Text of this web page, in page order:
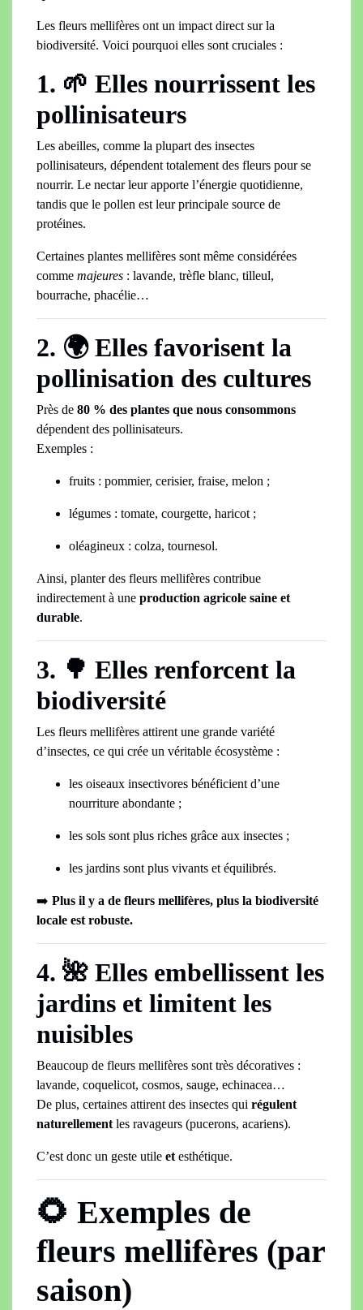
Les fleurs mellifères ont un impact direct sur la
biodiversité. Voici pourquoi elles sont cruciales :
1. 🌱 Elles nourrissent les
pollinisateurs
Les abeilles, comme la plupart des insectes
pollinisateurs, dépendent totalement des fleurs pour se
nourrir. Le nectar leur apporte l’énergie quotidienne,
tandis que le pollen est leur principale source de
protéines.
Certaines plantes mellifères sont même considérées
comme majeures : lavande, trèfle blanc, tilleul,
bourrache, phacélie…
2. 🌍 Elles favorisent la
pollinisation des cultures
Près de 80 % des plantes que nous consommons
dépendent des pollinisateurs.
Exemples :
fruits : pommier, cerisier, fraise, melon ;
légumes : tomate, courgette, haricot ;
oléagineux : colza, tournesol.
Ainsi, planter des fleurs mellifères contribue
indirectement à une production agricole saine et
durable.
3. 🌳 Elles renforcent la
biodiversité
Les fleurs mellifères attirent une grande variété
d’insectes, ce qui crée un véritable écosystème :
les oiseaux insectivores bénéficient d’une
nourriture abondante ;
les sols sont plus riches grâce aux insectes ;
les jardins sont plus vivants et équilibrés.
➡️ Plus il y a de fleurs mellifères, plus la biodiversité
locale est robuste.
4. 🌺 Elles embellissent les
jardins et limitent les
nuisibles
Beaucoup de fleurs mellifères sont très décoratives :
lavande, coquelicot, cosmos, sauge, echinacea…
De plus, certaines attirent des insectes qui régulent
naturellement les ravageurs (pucerons, acariens).
C’est donc un geste utile et esthétique.
🌻 Exemples de
fleurs mellifères (par
saison)